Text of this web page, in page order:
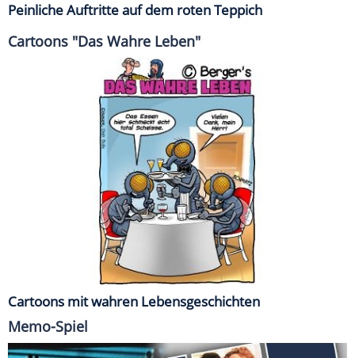
Peinliche Auftritte auf dem roten Teppich
Cartoons "Das Wahre Leben"
Cartoons mit wahren Lebensgeschichten
Memo-Spiel